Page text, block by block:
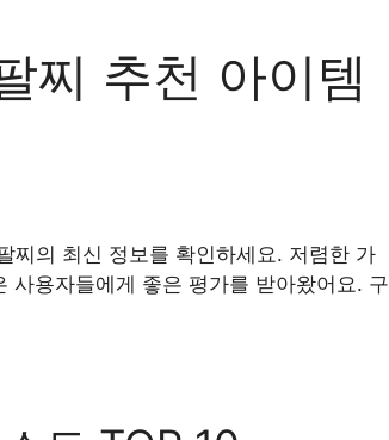
찌 추천 아이템
찌의 최신 정보를 확인하세요. 저렴한 가
사용자들에게 좋은 평가를 받아왔어요. 구